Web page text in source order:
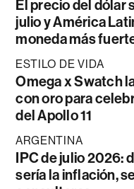
El precio del dólar
julio y América
moneda más
ESTILO DE VIDA
Omega x Swatch
con oro para
del Apollo 11
ARGENTINA
IPC de julio 2026:
sería la inflación,